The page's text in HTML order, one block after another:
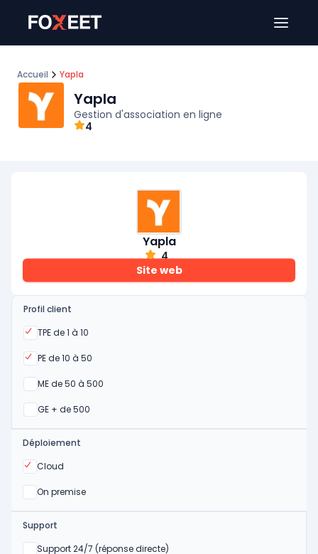
Accueil Yapla
Yapla
Gestion d'association en ligne
4
Yapla
4
Site web
Profil client
TPE de 1 à 10
Oui
PE de 10 à 50
Oui
ME de 50 à 500
Oui
GE + de 500
Oui
Déploiement
Cloud
Oui
On premise
Oui
Support
Support 24/7 (réponse directe)
Non